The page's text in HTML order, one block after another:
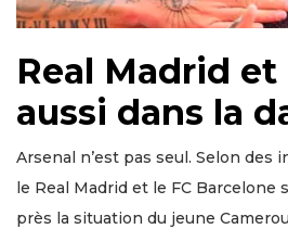
Real Madrid
aussi dans la
Arsenal n’est pas seul. Selon des
le Real Madrid et le FC Barcelone
près la situation du jeune